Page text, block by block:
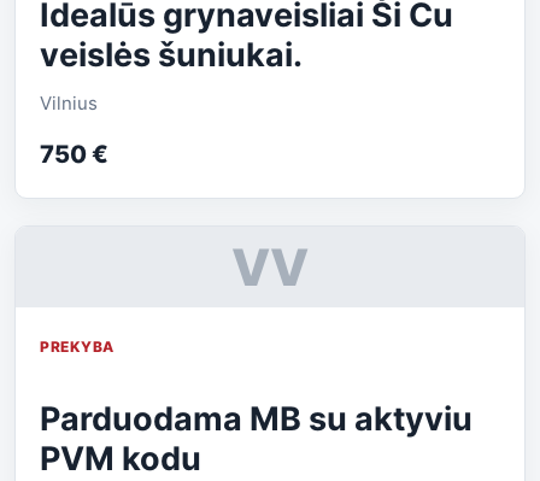
Idealūs grynaveisliai Ši Cu
veislės šuniukai.
Vilnius
750 €
VV
PREKYBA
Parduodama MB su aktyviu
PVM kodu